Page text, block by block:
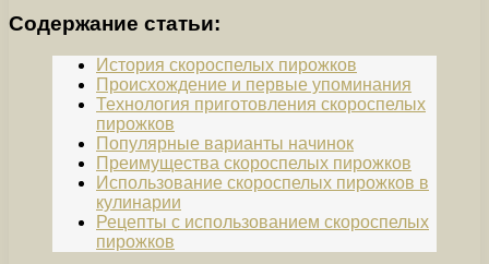
Содержание статьи:
История скороспелых пирожков
Происхождение и первые упоминания
Технология приготовления скороспелых
пирожков
Популярные варианты начинок
Преимущества скороспелых пирожков
Использование скороспелых пирожков в
кулинарии
Рецепты с использованием скороспелых
пирожков